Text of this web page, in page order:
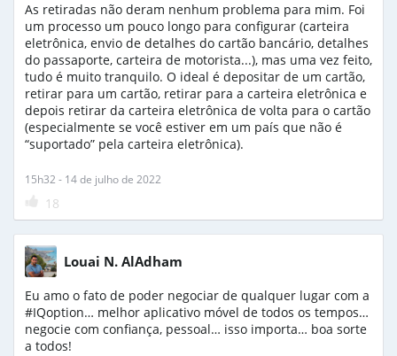
As retiradas não deram nenhum problema para mim. Foi
um processo um pouco longo para configurar (carteira
eletrônica, envio de detalhes do cartão bancário, detalhes
do passaporte, carteira de motorista...), mas uma vez feito,
tudo é muito tranquilo. O ideal é depositar de um cartão,
retirar para um cartão, retirar para a carteira eletrônica e
depois retirar da carteira eletrônica de volta para o cartão
(especialmente se você estiver em um país que não é
“suportado” pela carteira eletrônica).
15h32 - 14 de julho de 2022
18
Louai N. AlAdham
Eu amo o fato de poder negociar de qualquer lugar com a
#IQoption… melhor aplicativo móvel de todos os tempos…
negocie com confiança, pessoal… isso importa… boa sorte
a todos!